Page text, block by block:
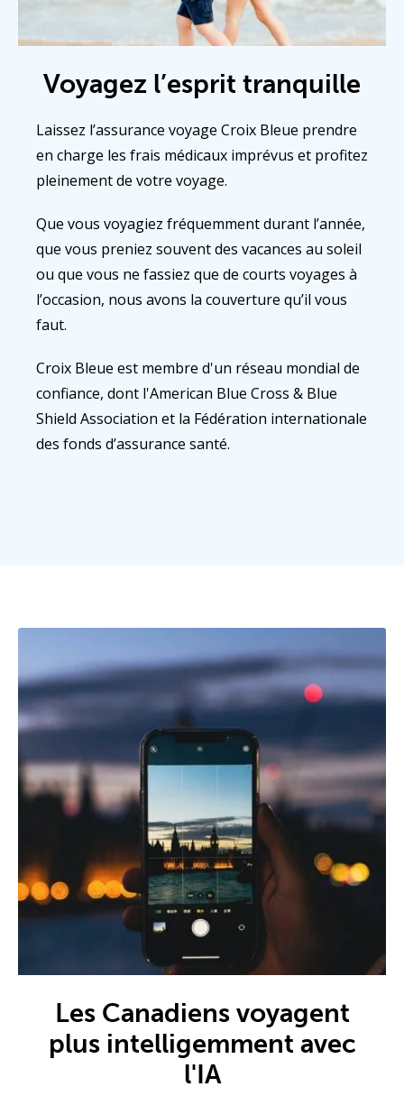
Voyagez l’esprit tranquille
Laissez l’assurance voyage Croix Bleue prendre
en charge les frais médicaux imprévus et profitez
pleinement de votre voyage.
Que vous voyagiez fréquemment durant l’année,
que vous preniez souvent des vacances au soleil
ou que vous ne fassiez que de courts voyages à
l’occasion, nous avons la couverture qu’il vous
faut.
Croix Bleue est membre d'un réseau mondial de
confiance, dont l'American Blue Cross & Blue
Shield Association et la Fédération internationale
des fonds d’assurance santé.
Les Canadiens voyagent
plus intelligemment avec
l'IA